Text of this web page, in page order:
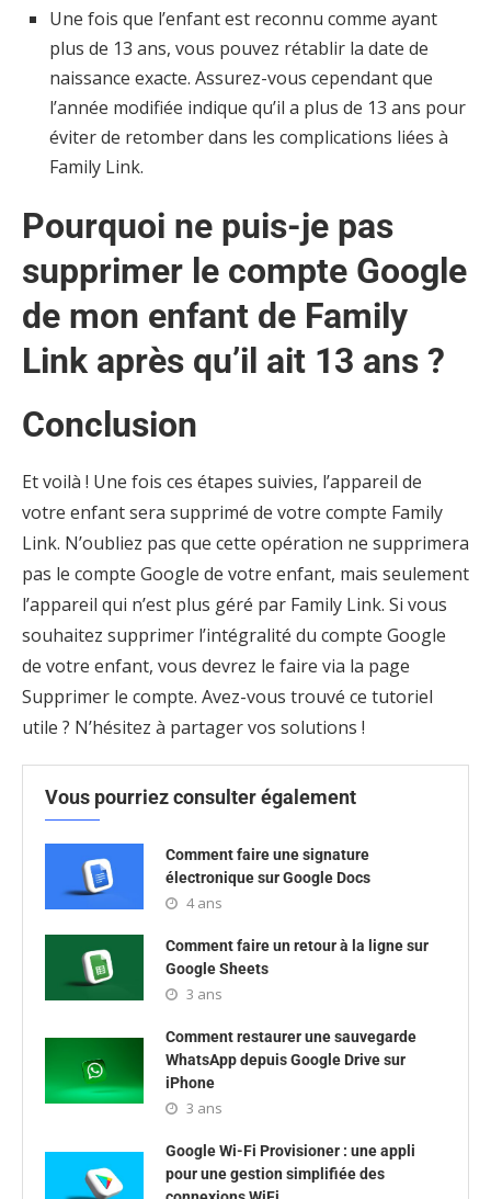
Une fois que l’enfant est reconnu comme ayant
plus de 13 ans, vous pouvez rétablir la date de
naissance exacte. Assurez-vous cependant que
l’année modifiée indique qu’il a plus de 13 ans pour
éviter de retomber dans les complications liées à
Family Link.
Pourquoi ne puis-je pas
supprimer le compte Google
de mon enfant de Family
Link après qu’il ait 13 ans ?
Conclusion
Et voilà ! Une fois ces étapes suivies, l’appareil de
votre enfant sera supprimé de votre compte Family
Link. N’oubliez pas que cette opération ne supprimera
pas le compte Google de votre enfant, mais seulement
l’appareil qui n’est plus géré par Family Link. Si vous
souhaitez supprimer l’intégralité du compte Google
de votre enfant, vous devrez le faire via la page
Supprimer le compte. Avez-vous trouvé ce tutoriel
utile ? N’hésitez à partager vos solutions !
Vous pourriez consulter également
Comment faire une signature
électronique sur Google Docs
4 ans
Comment faire un retour à la ligne sur
Google Sheets
3 ans
Comment restaurer une sauvegarde
WhatsApp depuis Google Drive sur
iPhone
3 ans
Google Wi-Fi Provisioner : une appli
pour une gestion simplifiée des